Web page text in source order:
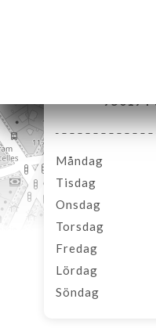
75017
Måndag
Tisdag
Onsdag
Torsdag
Fredag
Lördag
Söndag